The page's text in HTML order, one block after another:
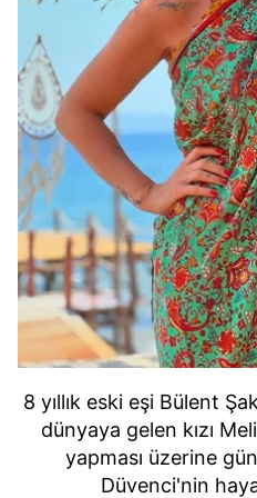
8 yıllık eski eşi Bülent
dünyaya gelen kızı
yapması üzerine
Düvenci'nin